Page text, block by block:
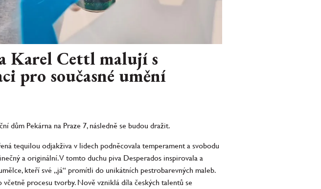
Karel Cettl malují s
pro současné umění
dům Pekárna na Praze 7, následně se budou dražit.
tequilou odjakživa v lidech podněcovala temperament a svobodu
a originální. V tomto duchu piva Desperados inspirovala a
kteří své „já“ promítli do unikátních pestrobarevných maleb.
procesu tvorby. Nově vzniklá díla českých talentů se